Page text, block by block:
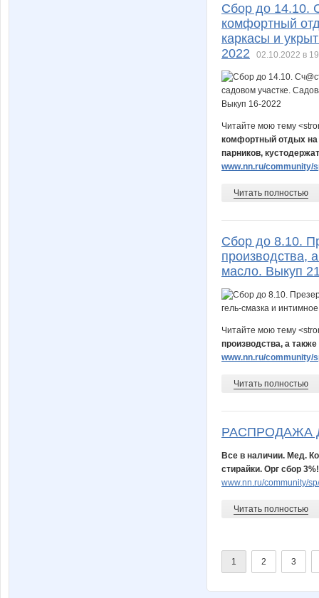
Сбор до 14.10.
комфортный
каркасы и
2022
02.10.2022 в
Читайте мою тему
комфортный отдых на
парников,
www.nn.ru/community/
Читать полностью
Сбор до 8.10.
производства,
масло. Выкуп
Читайте мою тему
производства, а
www.nn.ru/community/
Читать полностью
РАСПРОДАЖА
Все в наличии. Мед.
стирайки. Орг сбор
www.nn.ru/community/
Читать полностью
1 2 3